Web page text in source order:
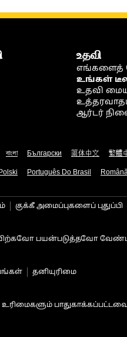
உதவி
எங்களைத்
உங்கள்
உதவி
ஆர்டர்
বাংলা Български 简体中文 繁體
Português Do Brasil
குக்கீ அமைப்புகளைப் புதுப்பி
பயன்படுத்தவோ
தனியுரிமை
உரிமைகளும்